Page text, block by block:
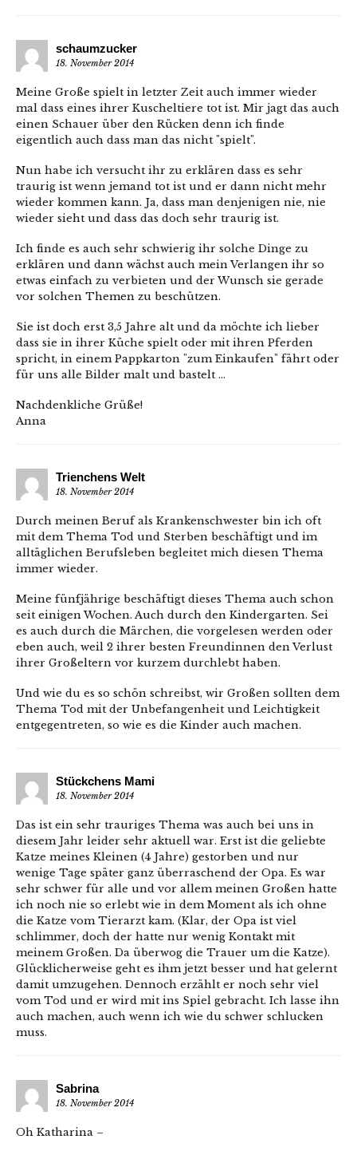
schaumzucker
18. November 2014
Meine Große spielt in letzter Zeit auch immer wieder
mal dass eines ihrer Kuscheltiere tot ist. Mir jagt das auch
einen Schauer über den Rücken denn ich finde
eigentlich auch dass man das nicht "spielt".
Nun habe ich versucht ihr zu erklären dass es sehr
traurig ist wenn jemand tot ist und er dann nicht mehr
wieder kommen kann. Ja, dass man denjenigen nie, nie
wieder sieht und dass das doch sehr traurig ist.
Ich finde es auch sehr schwierig ihr solche Dinge zu
erklären und dann wächst auch mein Verlangen ihr so
etwas einfach zu verbieten und der Wunsch sie gerade
vor solchen Themen zu beschützen.
Sie ist doch erst 3,5 Jahre alt und da möchte ich lieber
dass sie in ihrer Küche spielt oder mit ihren Pferden
spricht, in einem Pappkarton "zum Einkaufen" fährt oder
für uns alle Bilder malt und bastelt …
Nachdenkliche Grüße!
Anna
Trienchens Welt
18. November 2014
Durch meinen Beruf als Krankenschwester bin ich oft
mit dem Thema Tod und Sterben beschäftigt und im
alltäglichen Berufsleben begleitet mich diesen Thema
immer wieder.
Meine fünfjährige beschäftigt dieses Thema auch schon
seit einigen Wochen. Auch durch den Kindergarten. Sei
es auch durch die Märchen, die vorgelesen werden oder
eben auch, weil 2 ihrer besten Freundinnen den Verlust
ihrer Großeltern vor kurzem durchlebt haben.
Und wie du es so schön schreibst, wir Großen sollten dem
Thema Tod mit der Unbefangenheit und Leichtigkeit
entgegentreten, so wie es die Kinder auch machen.
Stückchens Mami
18. November 2014
Das ist ein sehr trauriges Thema was auch bei uns in
diesem Jahr leider sehr aktuell war. Erst ist die geliebte
Katze meines Kleinen (4 Jahre) gestorben und nur
wenige Tage später ganz überraschend der Opa. Es war
sehr schwer für alle und vor allem meinen Großen hatte
ich noch nie so erlebt wie in dem Moment als ich ohne
die Katze vom Tierarzt kam. (Klar, der Opa ist viel
schlimmer, doch der hatte nur wenig Kontakt mit
meinem Großen. Da überwog die Trauer um die Katze).
Glücklicherweise geht es ihm jetzt besser und hat gelernt
damit umzugehen. Dennoch erzählt er noch sehr viel
vom Tod und er wird mit ins Spiel gebracht. Ich lasse ihn
auch machen, auch wenn ich wie du schwer schlucken
muss.
Sabrina
18. November 2014
Oh Katharina –